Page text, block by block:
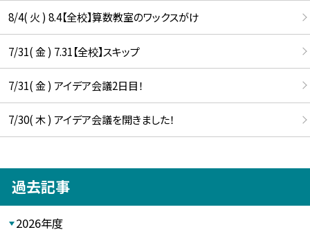
8/4( 火 ) 8.4【全校】算数教室のワックスがけ
7/31( 金 ) 7.31【全校】スキップ
7/31( 金 ) アイデア会議2日目！
7/30( 木 ) アイデア会議を開きました！
過去記事
2026年度